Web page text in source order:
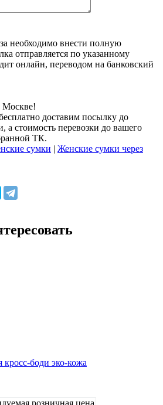
необходимо внести полную
отправляется по указанному
онлайн, переводом на банковский
Москве!
доставим посылку до
а стоимость перевозки до вашего
ТК.
сумки | Женские сумки через
боди эко-кожа
розничная цена